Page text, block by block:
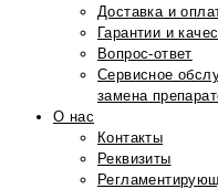
Доставка и
Гарантии и
Вопрос-ответ
Сервисное
замена
О нас
Контакты
Реквизиты